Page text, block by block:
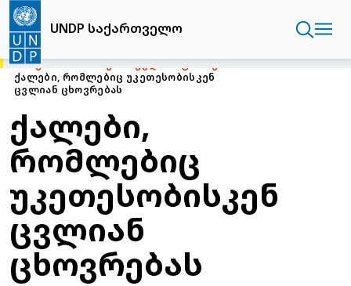
Skip
main
content
UNDP საქართველო
ᲛᲗᲐᲕᲐᲠᲘ
ᲥᲐᲚᲔᲑᲘ, ᲠᲝᲛᲚᲔᲑᲘᲪ ᲣᲙᲔᲗᲔᲡᲝᲑᲘᲡᲙᲔᲜ
ᲪᲕᲚᲘᲐᲜ ᲪᲮᲝᲕᲠᲔᲑᲐᲡ
ქალები,
რომლებიც
უკეთესობისკენ
ცვლიან
ცხოვრებას